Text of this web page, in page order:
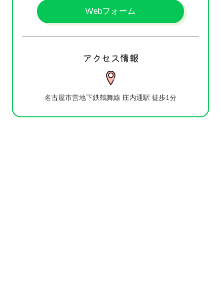
Webフォーム
アクセス情報
名古屋市営地下鉄鶴舞線 庄内通駅 徒歩1分